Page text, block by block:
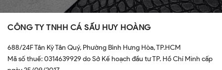
CÔNG TY TNHH CÁ SẤU HUY HOÀNG
688/24F Tân Kỳ Tân Quý, Phường Bình Hưng Hòa, TP.HCM
Mã số thuế: 0314639929 do Sở Kế hoạch đầu tư TP. Hồ Chí Minh cấp